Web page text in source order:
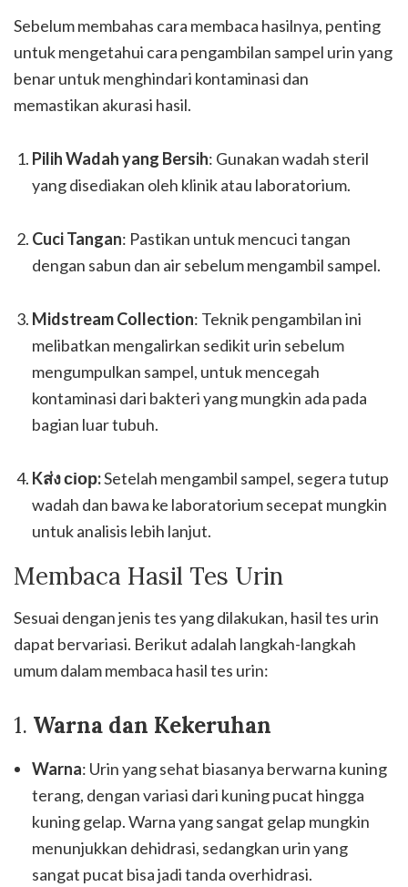
Sebelum membahas cara membaca hasilnya, penting
untuk mengetahui cara pengambilan sampel urin yang
benar untuk menghindari kontaminasi dan
memastikan akurasi hasil.
Pilih Wadah yang Bersih: Gunakan wadah steril
yang disediakan oleh klinik atau laboratorium.
Cuci Tangan: Pastikan untuk mencuci tangan
dengan sabun dan air sebelum mengambil sampel.
Midstream Collection: Teknik pengambilan ini
melibatkan mengalirkan sedikit urin sebelum
mengumpulkan sampel, untuk mencegah
kontaminasi dari bakteri yang mungkin ada pada
bagian luar tubuh.
Kส่ง сіор:Setelah mengambil sampel, segera tutup
wadah dan bawa ke laboratorium secepat mungkin
untuk analisis lebih lanjut.
Membaca Hasil Tes Urin
Sesuai dengan jenis tes yang dilakukan, hasil tes urin
dapat bervariasi. Berikut adalah langkah-langkah
umum dalam membaca hasil tes urin:
1. Warna dan Kekeruhan
Warna: Urin yang sehat biasanya berwarna kuning
terang, dengan variasi dari kuning pucat hingga
kuning gelap. Warna yang sangat gelap mungkin
menunjukkan dehidrasi, sedangkan urin yang
sangat pucat bisa jadi tanda overhidrasi.